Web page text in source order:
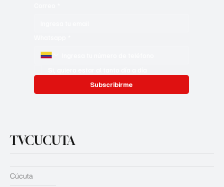
Subscribirme
TVCUCUTA
Cúcuta